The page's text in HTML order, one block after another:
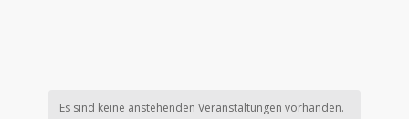
Es sind keine anstehenden Veranstaltungen vorhanden.